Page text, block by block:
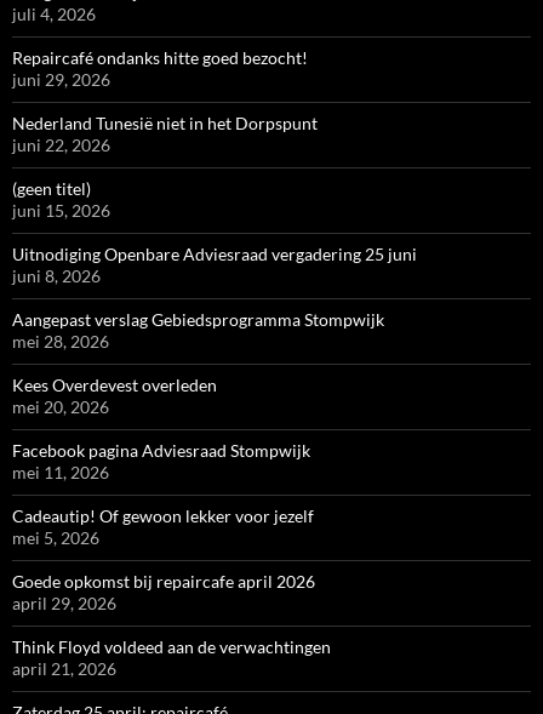
juli 4, 2026
Repaircafé ondanks hitte goed bezocht!
juni 29, 2026
Nederland Tunesië niet in het Dorpspunt
juni 22, 2026
(geen titel)
juni 15, 2026
Uitnodiging Openbare Adviesraad vergadering 25 juni
juni 8, 2026
Aangepast verslag Gebiedsprogramma Stompwijk
mei 28, 2026
Kees Overdevest overleden
mei 20, 2026
Facebook pagina Adviesraad Stompwijk
mei 11, 2026
Cadeautip! Of gewoon lekker voor jezelf
mei 5, 2026
Goede opkomst bij repaircafe april 2026
april 29, 2026
Think Floyd voldeed aan de verwachtingen
april 21, 2026